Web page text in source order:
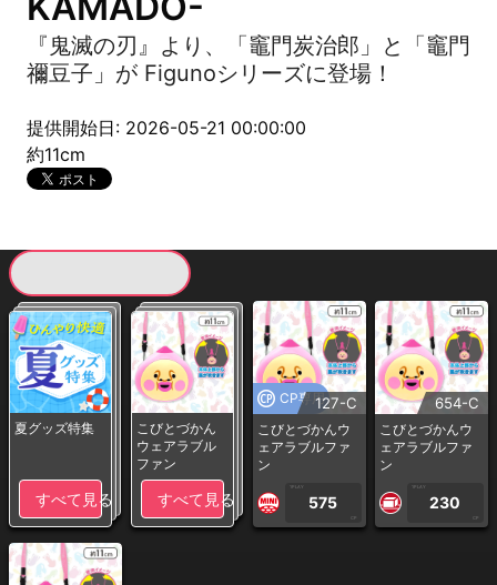
『鬼滅の刃』より、「竈門炭治郎」と「竈門
禰豆子」が Figunoシリーズに登場！
提供開始日: 2026-05-21 00:00:00
約11cm
夏グッズ特集
すべて見る
こびとづかん
ウェアラブル
ファン
すべて見る
CP専用127-C
こびとづかんウ
ェアラブルファ
ン
1PLAY
575
CP
654-C
こびとづかんウ
ェアラブルファ
ン
1PLAY
230
CP